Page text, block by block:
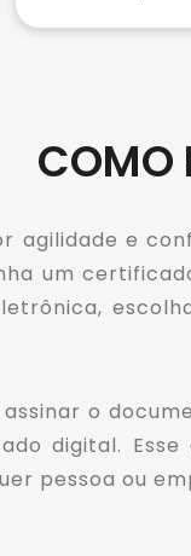
COMO
e
um
o
digital.
pessoa ou